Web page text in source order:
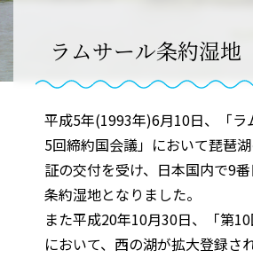
ラムサール条約湿地
平成5年(1993年)6月10日、「ラ
5回締約国会議」において琵琶
証の交付を受け、日本国内で9
条約湿地となりました。
また平成20年10月30日、「第10
において、西の湖が拡大登録さ